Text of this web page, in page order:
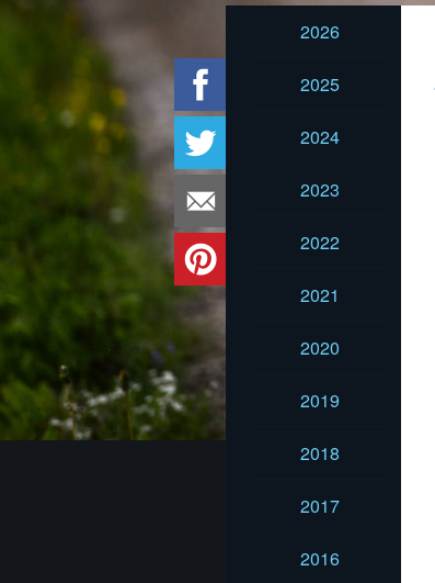
2026
2025
2024
2023
2022
2021
2020
2019
2018
2017
2016